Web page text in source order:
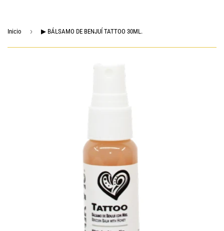
Inicio › ▶ BÁLSAMO DE BENJUÍ TATTOO 30ML.